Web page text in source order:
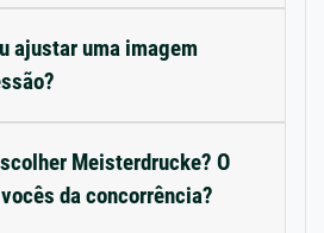
ajustar uma imagem
Meisterdrucke? O
da concorrência?